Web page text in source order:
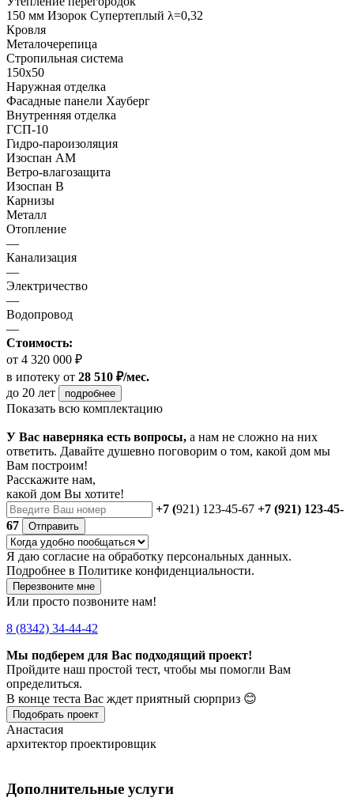
150 мм Изорок Супертеплый λ=0,32
Кровля
Металочерепица
Стропильная система
150х50
Наружная отделка
Фасадные панели Хауберг
Внутренняя отделка
ГСП-10
Гидро-пароизоляция
Изоспан АМ
Ветро-влагозащита
Изоспан В
Карнизы
Металл
Отопление
—
Канализация
—
Электричество
—
Водопровод
—
Стоимость:
от 4 320 000 ₽
в ипотеку от 28 510 ₽/мес.
до 20 лет
подробнее
Показать всю комплектацию
У Вас наверняка есть вопросы, а нам не сложно на них
ответить. Давайте душевно поговорим о том, какой дом мы
Вам построим!
Расскажите нам,
какой дом Вы хотите!
+7 (921) 123-45-67 +7 (921) 123-45-
67
Отправить
Я даю согласие на обработку персональных данных.
Подробнее в Политике конфиденциальности.
Перезвоните мне
Или просто позвоните нам!
8 (8342) 34-44-42
Мы подберем для Вас подходящий проект!
Пройдите наш простой тест, чтобы мы помогли Вам
определиться.
В конце теста Вас ждет приятный сюрприз 😊
Подобрать проект
Анастасия
архитектор проектировщик
Дополнительные услуги